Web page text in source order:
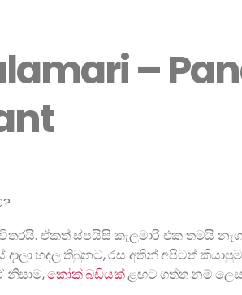
–
විතරයි. ඒකත් ස්පයිසි කැලමාරි එක තමයි
හදල තිබුනට, රස අතින් අපිටත්
නිසාම,කෝක් බඩියක්ළඟට ගත්ත නම්